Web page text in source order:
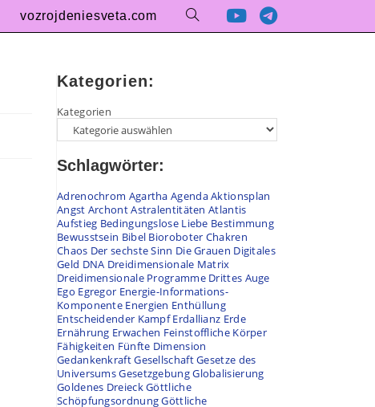
vozrojdeniesveta.com
Kategorien:
Kategorien
Schlagwörter:
Adrenochrom Agartha AgendaAktionsplan
Angst ArchontAstralentitäten Atlantis
Aufstieg Bedingungslose Liebe Bestimmung
Bewusstsein Bibel Bioroboter Chakren
Chaos Der sechste Sinn Die Grauen Digitales
Geld DNA Dreidimensionale Matrix
Dreidimensionale Programme Drittes Auge
Ego Egregor Energie-Informations-
Komponente Energien Enthüllung
Entscheidender Kampf Erdallianz Erde
Ernährung Erwachen Feinstoffliche Körper
Fähigkeiten Fünfte Dimension
GedankenkraftGesellschaftGesetze des
UniversumsGesetzgebungGlobalisierung
Goldenes DreieckGöttliche
SchöpfungsordnungGöttliche